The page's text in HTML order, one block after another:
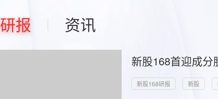
研报 资讯
新股168首迎成
新股168研报 新股